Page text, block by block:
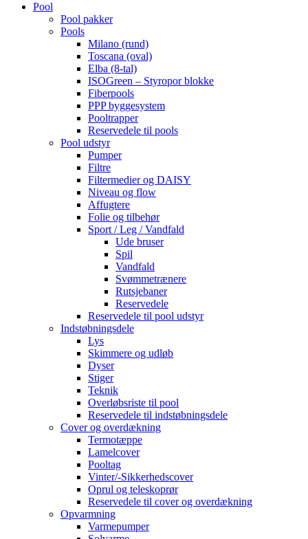
Pool
Pool pakker
Pools
Milano (rund)
Toscana (oval)
Elba (8-tal)
ISOGreen – Styropor blokke
Fiberpools
PPP byggesystem
Pooltrapper
Reservedele til pools
Pool udstyr
Pumper
Filtre
Filtermedier og DAISY
Niveau og flow
Affugtere
Folie og tilbehør
Sport / Leg / Vandfald
Ude bruser
Spil
Vandfald
Svømmetrænere
Rutsjebaner
Reservedele
Reservedele til pool udstyr
Indstøbningsdele
Lys
Skimmere og udløb
Dyser
Stiger
Teknik
Overløbsriste til pool
Reservedele til indstøbningsdele
Cover og overdækning
Termotæppe
Lamelcover
Pooltag
Vinter/-Sikkerhedscover
Oprul og teleskoprør
Reservedele til cover og overdækning
Opvarmning
Varmepumper